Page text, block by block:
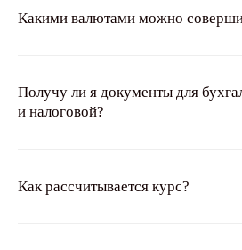
Какими валютами можно
Получу ли я документы для
и налоговой?
Как рассчитывается курс?